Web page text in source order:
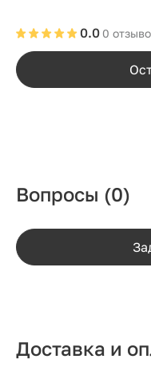
0
0.0
Вопросы (0)
Доставка и